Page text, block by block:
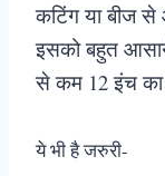
कटिंग या बीज से
इसको बहुत
से कम 12 इंच
ये भी है जरुरी-